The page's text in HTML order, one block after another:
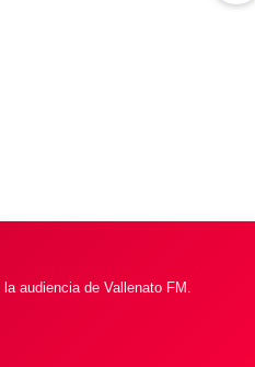
audiencia de Vallenato FM.